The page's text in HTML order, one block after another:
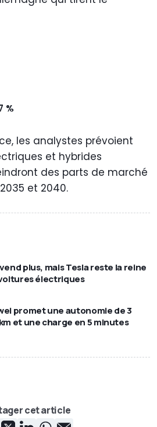
%
les analystes prévoient
et hybrides
des parts de marché
et 2040.
plus, mais Tesla reste la reine
électriques
promet une autonomie de 3
et une charge en 5 minutes
cet article